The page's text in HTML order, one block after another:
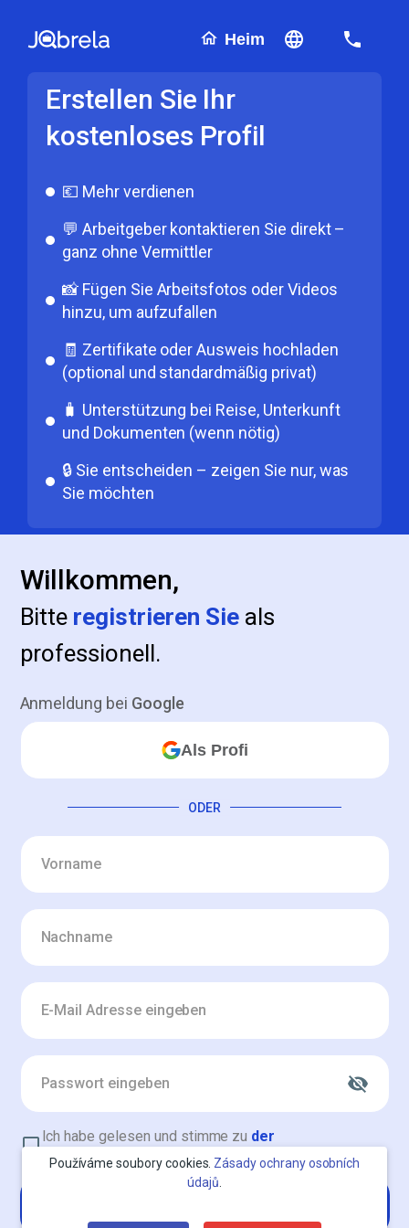
Heim
Erstellen Sie Ihr
kostenloses Profil
💶 Mehr verdienen
💬 Arbeitgeber kontaktieren Sie direkt –
ganz ohne Vermittler
📸 Fügen Sie Arbeitsfotos oder Videos
hinzu, um aufzufallen
🧾 Zertifikate oder Ausweis hochladen
(optional und standardmäßig privat)
🧳 Unterstützung bei Reise, Unterkunft
und Dokumenten (wenn nötig)
🔒 Sie entscheiden – zeigen Sie nur, was
Sie möchten
Willkommen,
Bitte registrieren Sie als
professionell.
Anmeldung bei Google
Als Profi
ODER
Ich habe gelesen und stimme zu der
Datenschutzerklärung
Používáme soubory cookies. Zásady ochrany osobních
údajů